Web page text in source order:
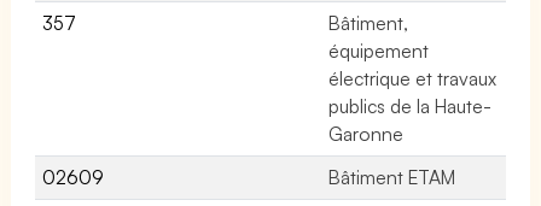
357
Bâtiment,
équipement
électrique et travaux
publics de la Haute-
Garonne
02609 Bâtiment ETAM